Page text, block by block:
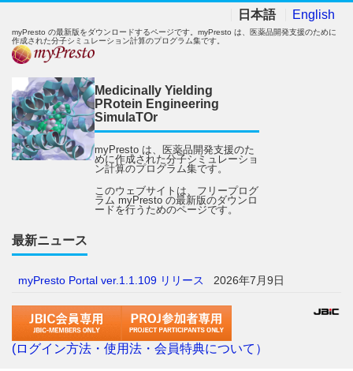
日本語 English
myPresto の最新版をダウンロードするページです。myPresto は、医薬品開発支援のために
作成された分子シミュレーション計算のプログラム集です。
Medicinally Yielding
PRotein Engineering
SimulaTOr
myPresto は、医薬品開発支援のた
めに作成された分子シミュレーショ
ン計算のプログラム集です。
このウェブサイトは、フリープログ
ラム myPresto の最新版のダウンロ
ードを行うためのページです。
最新ニュース
myPresto Portal ver.1.1.109 リリース 2026年7月9日
(ログイン方法・使用法・会員特典について）